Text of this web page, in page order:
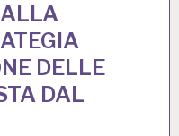
DELLE
DAL